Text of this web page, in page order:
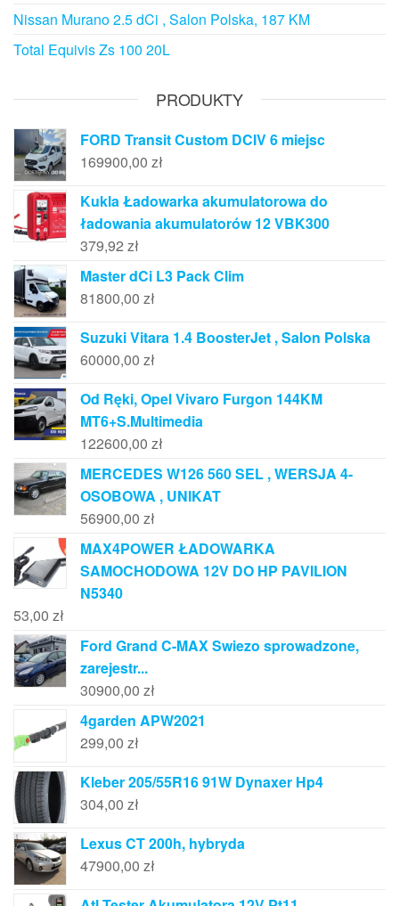
Nissan Murano 2.5 dCi , Salon Polska, 187 KM
Total Equivis Zs 100 20L
PRODUKTY
FORD Transit Custom DCIV 6 miejsc
169900,00 zł
Kukla Ładowarka akumulatorowa do
ładowania akumulatorów 12 VBK300
379,92 zł
Master dCi L3 Pack Clim
81800,00 zł
Suzuki Vitara 1.4 BoosterJet , Salon Polska
60000,00 zł
Od Ręki, Opel Vivaro Furgon 144KM
MT6+S.Multimedia
122600,00 zł
MERCEDES W126 560 SEL , WERSJA 4-
OSOBOWA , UNIKAT
56900,00 zł
MAX4POWER ŁADOWARKA
SAMOCHODOWA 12V DO HP PAVILION
N5340
53,00 zł
Ford Grand C-MAX Swiezo sprowadzone,
zarejestr...
30900,00 zł
4garden APW2021
299,00 zł
Kleber 205/55R16 91W Dynaxer Hp4
304,00 zł
Lexus CT 200h, hybryda
47900,00 zł